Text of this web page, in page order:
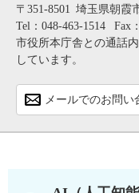
〒351-8501 埼玉県朝霞
Tel：048-463-1514
Fax
市役所本庁舎との通話
しています。
メールでのお問い